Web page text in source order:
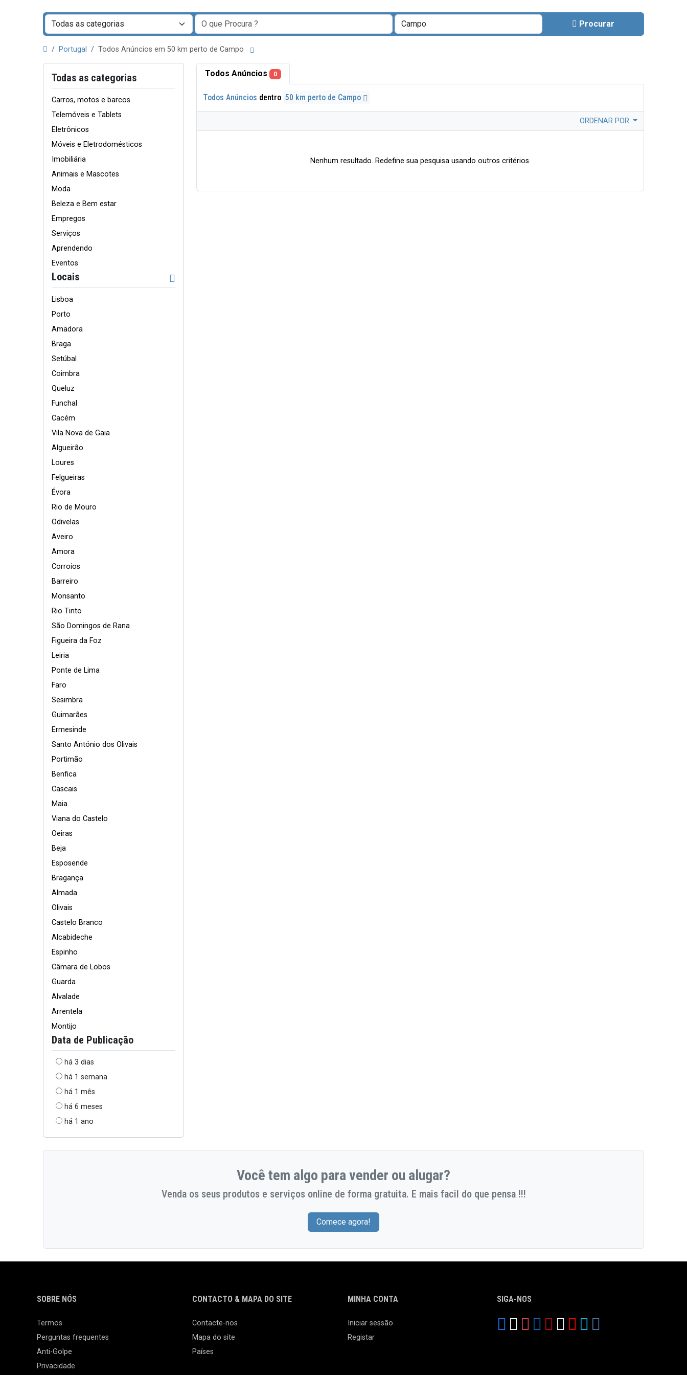
Procurar
Portugal Todos Anúncios em 50 km perto de Campo
Todas as categorias
Carros, motos e barcos
Telemóveis e Tablets
Eletrônicos
Móveis e Eletrodomésticos
Imobiliária
Animais e Mascotes
Moda
Beleza e Bem estar
Empregos
Serviços
Aprendendo
Eventos
Locais
Lisboa
Porto
Amadora
Braga
Setúbal
Coimbra
Queluz
Funchal
Cacém
Vila Nova de Gaia
Algueirão
Loures
Felgueiras
Évora
Rio de Mouro
Odivelas
Aveiro
Amora
Corroios
Barreiro
Monsanto
Rio Tinto
São Domingos de Rana
Figueira da Foz
Leiria
Ponte de Lima
Faro
Sesimbra
Guimarães
Ermesinde
Santo António dos Olivais
Portimão
Benfica
Cascais
Maia
Viana do Castelo
Oeiras
Beja
Esposende
Bragança
Almada
Olivais
Castelo Branco
Alcabideche
Espinho
Câmara de Lobos
Guarda
Alvalade
Arrentela
Montijo
Data de Publicação
há 3 dias
há 1 semana
há 1 mês
há 6 meses
há 1 ano
Todos Anúncios 0
Todos Anúncios dentro 50 km perto de Campo
ORDENAR POR
Nenhum resultado. Redefine sua pesquisa usando outros critérios.
Você tem algo para vender ou alugar?
Venda os seus produtos e serviços online de forma gratuita. E mais facil do que pensa !!!
Comece agora!
SOBRE NÓS
Termos
Perguntas frequentes
Anti-Golpe
Privacidade
CONTACTO & MAPA DO SITE
Contacte-nos
Mapa do site
Países
MINHA CONTA
Iniciar sessão
Registar
SIGA-NOS